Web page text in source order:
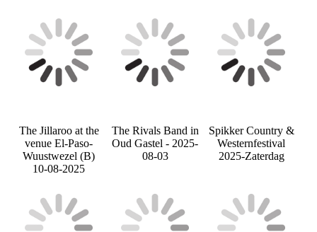
The Jillaroo at the
venue El-Paso-
Wuustwezel (B)
10-08-2025
The Rivals Band in
Oud Gastel - 2025-
08-03
Spikker Country &
Westernfestival
2025-Zaterdag